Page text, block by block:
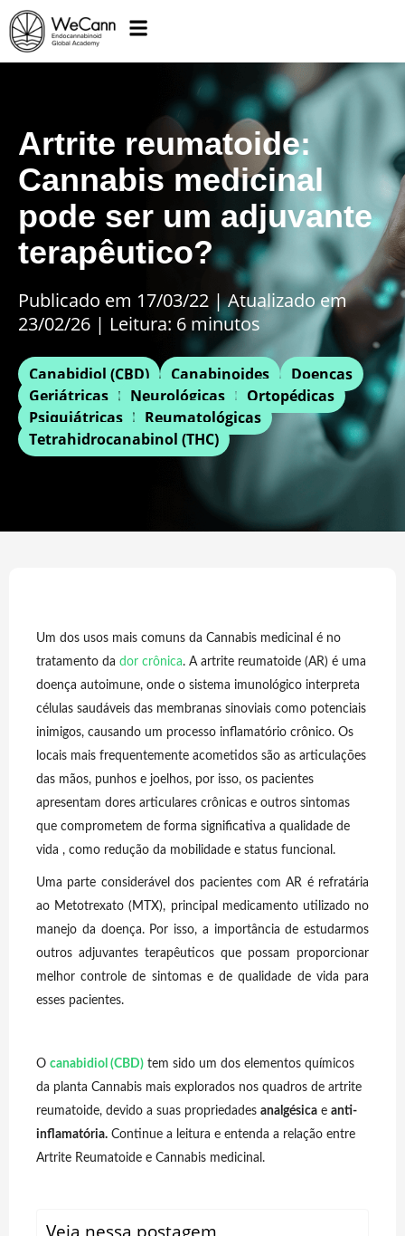
Artrite reumatoide:
Cannabis medicinal
pode ser um adjuvante
terapêutico?
Publicado em 17/03/22 |Atualizado em
23/02/26 | Leitura: 6 minutos
Canabidiol (CBD) Canabinoides
Doenças
Geriátricas
Neurológicas
Ortopédicas
Psiquiátricas
Reumatológicas
Tetrahidrocanabinol (THC)
Um dos usos mais comuns da Cannabis medicinal é no
tratamento da dor crônica. A artrite reumatoide (AR) é uma
doença autoimune, onde o sistema imunológico interpreta
células saudáveis das membranas sinoviais como potenciais
inimigos, causando um processo inflamatório crônico. Os
locais mais frequentemente acometidos são as articulações
das mãos, punhos e joelhos, por isso, os pacientes
apresentam dores articulares crônicas e outros sintomas
que comprometem de forma significativa a qualidade de
vida , como redução da mobilidade e status funcional.
Uma parte considerável dos pacientes com AR é refratária
ao Metotrexato (MTX), principal medicamento utilizado no
manejo da doença. Por isso, a importância de estudarmos
outros adjuvantes terapêuticos que possam proporcionar
melhor controle de sintomas e de qualidade de vida para
esses pacientes.
O canabidiol (CBD) tem sido um dos elementos químicos
da planta Cannabis mais explorados nos quadros de artrite
reumatoide, devido a suas propriedades analgésica e anti-
inflamatória. Continue a leitura e entenda a relação entre
Artrite Reumatoide e Cannabis medicinal.
Veja nessa postagem